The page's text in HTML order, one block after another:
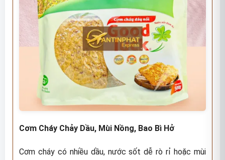
Cơm Cháy Chảy Dầu, Mùi Nồng, Bao Bì Hở
Cơm cháy có nhiều dầu, nước sốt dễ rò rỉ hoặc mùi